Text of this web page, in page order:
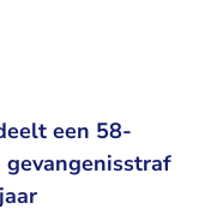
een 58-